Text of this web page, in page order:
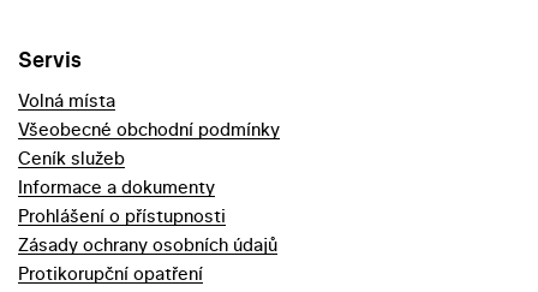
Servis
Volná místa
Všeobecné obchodní podmínky
Ceník služeb
Informace a dokumenty
Prohlášení o přístupnosti
Zásady ochrany osobních údajů
Protikorupční opatření